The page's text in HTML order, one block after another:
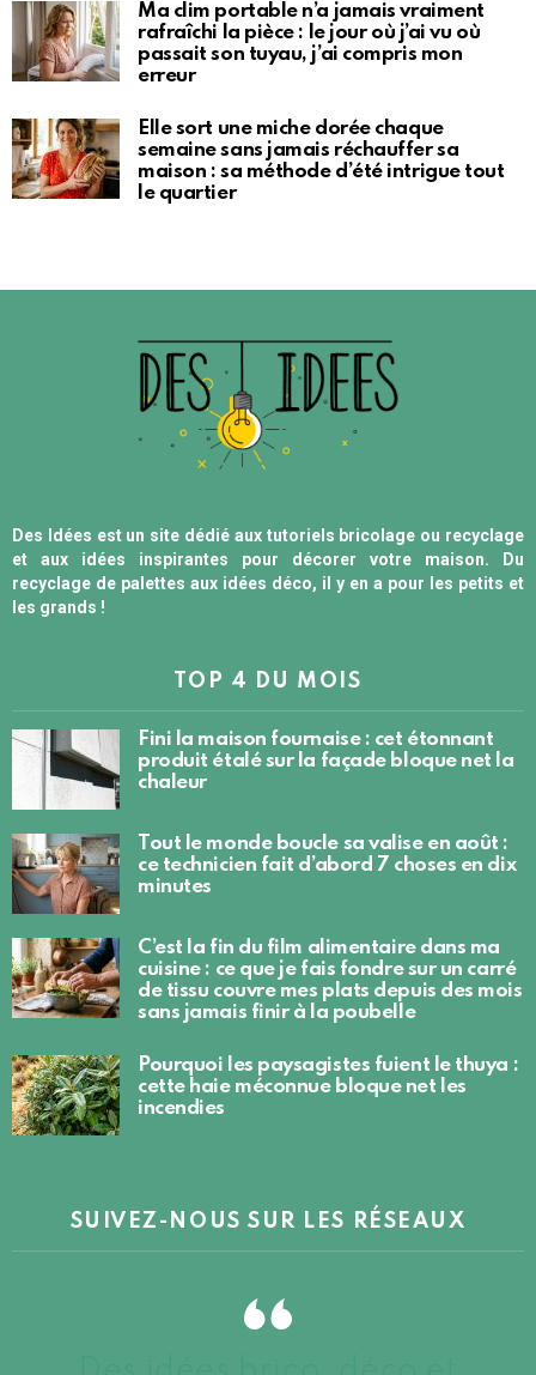
Ma clim portable n’a jamais vraiment
rafraîchi la pièce : le jour où j’ai vu où
passait son tuyau, j’ai compris mon
erreur
Elle sort une miche dorée chaque
semaine sans jamais réchauffer sa
maison : sa méthode d’été intrigue tout
le quartier
Des Idées est un site dédié aux tutoriels bricolage ou recyclage
et aux idées inspirantes pour décorer votre maison. Du
recyclage de palettes aux idées déco, il y en a pour les petits et
les grands !
TOP 4 DU MOIS
Fini la maison fournaise : cet étonnant
produit étalé sur la façade bloque net la
chaleur
Tout le monde boucle sa valise en août :
ce technicien fait d’abord 7 choses en dix
minutes
C’est la fin du film alimentaire dans ma
cuisine : ce que je fais fondre sur un carré
de tissu couvre mes plats depuis des mois
sans jamais finir à la poubelle
Pourquoi les paysagistes fuient le thuya :
cette haie méconnue bloque net les
incendies
SUIVEZ-NOUS SUR LES RÉSEAUX